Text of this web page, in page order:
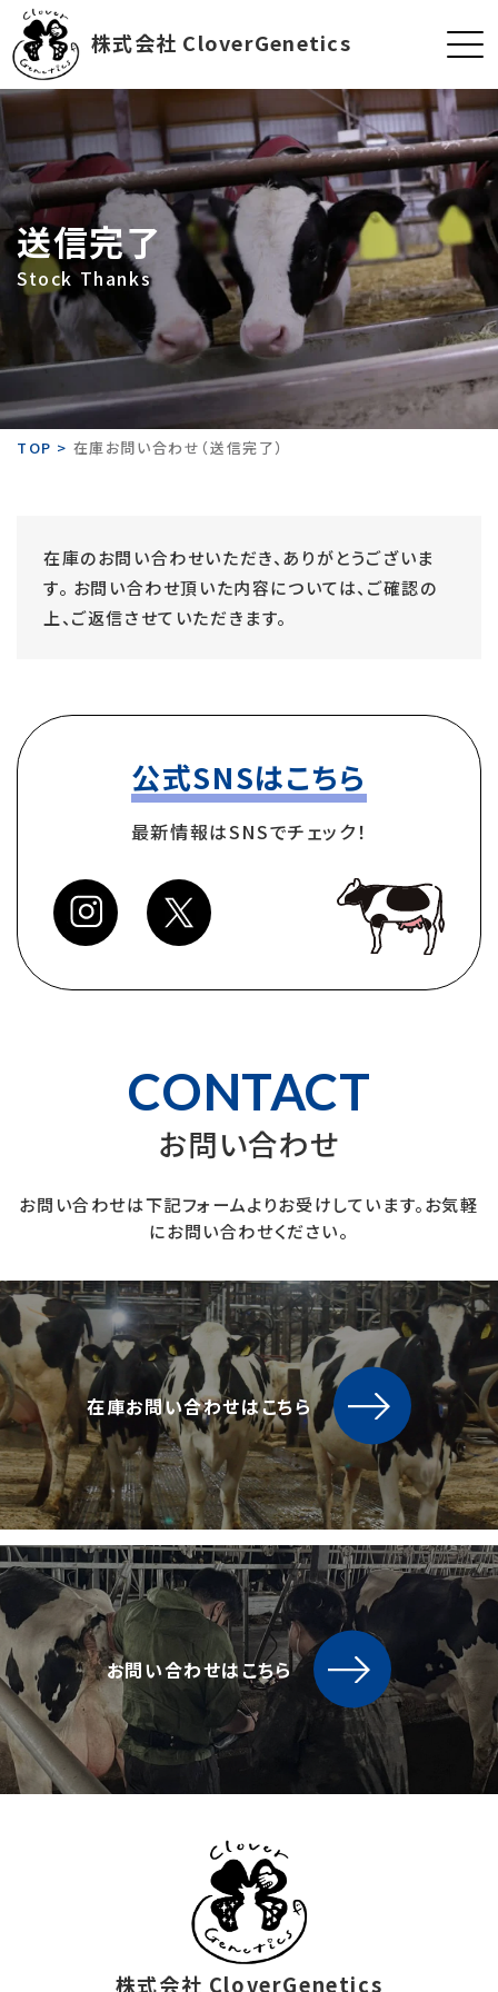
株式会社 CloverGenetics
送信完了
Stock Thanks
TOP > 在庫お問い合わせ（送信完了）
在庫のお問い合わせいただき、ありがとうございま
す。 お問い合わせ頂いた内容については、ご確認の
上、ご返信させていただきます。
公式SNSはこちら
最新情報はSNSでチェック！
CONTACT
お問い合わせ
お問い合わせは下記フォームよりお受けしています。お気軽
にお問い合わせください。
在庫お問い合わせはこちら
お問い合わせはこちら
株式会社 CloverGenetics